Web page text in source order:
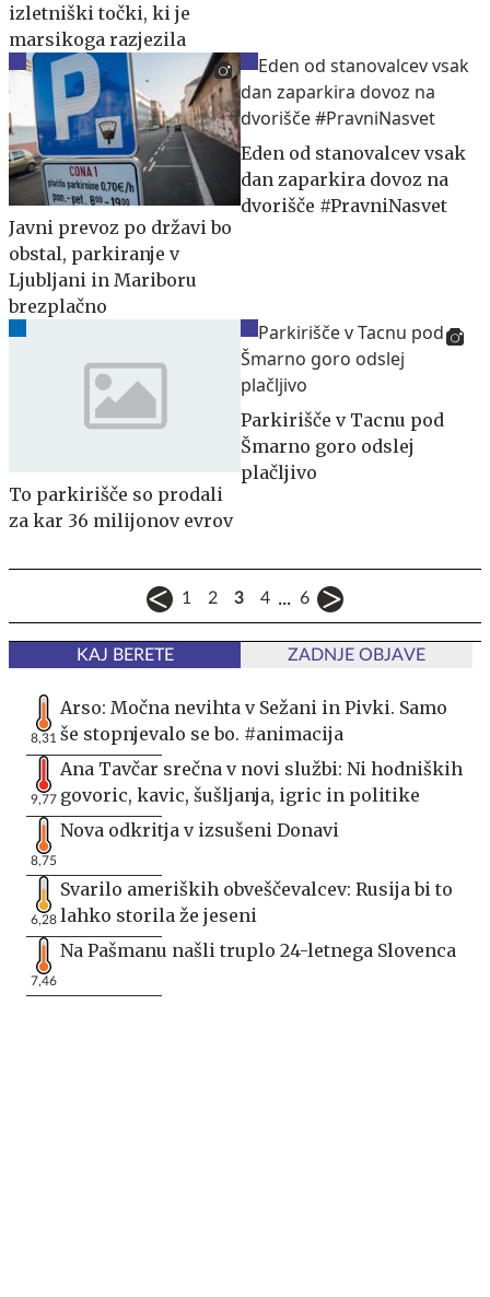
izletniški točki, ki je
marsikoga razjezila
Javni prevoz po državi bo
obstal, parkiranje v
Ljubljani in Mariboru
brezplačno
Eden od stanovalcev vsak
dan zaparkira dovoz na
dvorišče #PravniNasvet
To parkirišče so prodali
za kar 36 milijonov evrov
Parkirišče v Tacnu pod
Šmarno goro odslej
plačljivo
1 2 3 4 ... 6
KAJ BERETE ZADNJE OBJAVE
8,31
Arso: Močna nevihta v Sežani in Pivki. Samo
še stopnjevalo se bo. #animacija
9,77
Ana Tavčar srečna v novi službi: Ni hodniških
govoric, kavic, šušljanja, igric in politike
8,75
Nova odkritja v izsušeni Donavi
6,28
Svarilo ameriških obveščevalcev: Rusija bi to
lahko storila že jeseni
7,46
Na Pašmanu našli truplo 24-letnega Slovenca